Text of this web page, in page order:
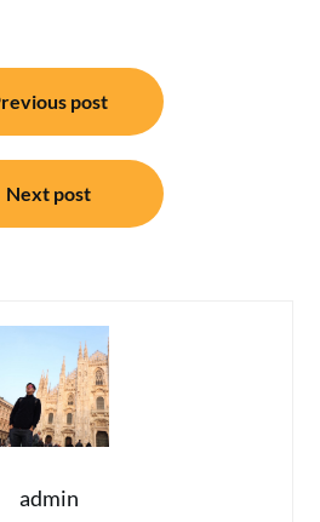
post
Next post
admin